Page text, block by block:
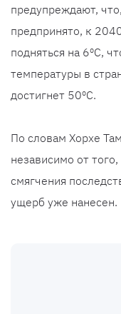
предупреждают,
предпринято, к
подняться на 6ºC,
температуры в
достигнет 50ºC.
По словам Хорхе
независимо от
смягчения
ущерб уже нанесен.